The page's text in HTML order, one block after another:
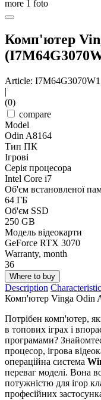
more 1 foto
Комп'ютер
Article:
|
(0)
compare
Model
Odin A8164
Тип ПК
Ігрові
Серія процесора
Intel Core i7
Об'єм встановленої
64 ГБ
Об'єм SSD
250 GB
Модель відеокарти
GeForce RTX 3070
Warranty, month
36
Where to buy
Description
Комп'ютер Vinga Odin
Потрібен комп'ютер,
в топових іграх і
програмами?
процесор, ігрова
операційна система
переваг моделі. Вона
потужністю для ігор
професійних